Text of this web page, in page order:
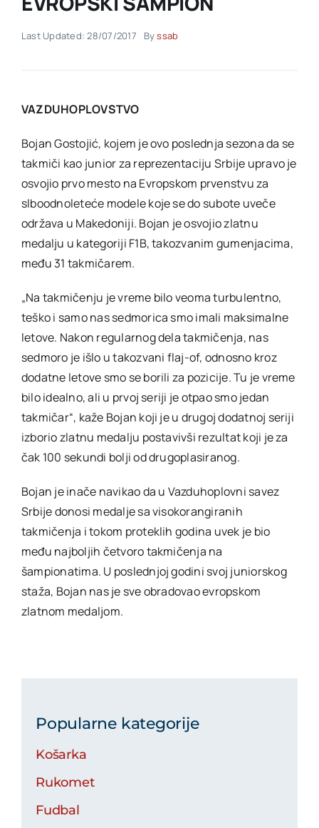
Akti SSAB
Last Updated: 28/07/2017 Byssab
VAZDUHOPLOVSTVO
Bojan Gostojić, kojem je ovo poslednja sezona da se
takmiči kao junior za reprezentaciju Srbije upravo je
osvojio prvo mesto na Evropskom prvenstvu za
slboodnoleteće modele koje se do subote uveče
održava u Makedoniji. Bojan je osvojio zlatnu
medalju u kategoriji F1B, takozvanim gumenjacima,
među 31 takmičarem.
„Na takmičenju je vreme bilo veoma turbulentno,
teško i samo nas sedmorica smo imali maksimalne
letove. Nakon regularnog dela takmičenja, nas
sedmoro je išlo u takozvani flaj-of, odnosno kroz
dodatne letove smo se borili za pozicije. Tu je vreme
bilo idealno, ali u prvoj seriji je otpao smo jedan
takmičar“, kaže Bojan koji je u drugoj dodatnoj seriji
izborio zlatnu medalju postavivši rezultat koji je za
čak 100 sekundi bolji od drugoplasiranog.
Bojan je inače navikao da u Vazduhoplovni savez
Srbije donosi medalje sa visokorangiranih
takmičenja i tokom proteklih godina uvek je bio
među najboljih četvoro takmičenja na
šampionatima. U poslednjoj godini svoj juniorskog
staža, Bojan nas je sve obradovao evropskom
zlatnom medaljom.
Popularne kategorije
Košarka
Rukomet
Fudbal